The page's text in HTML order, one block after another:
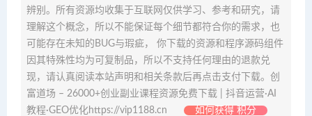
辨别。所有资源均收集于互联网仅供学习、参考和研究，请
理解这个概念，所以不能保证每个细节都符合你的需求，也
可能存在未知的BUG与瑕疵， 你下载的资源和程序源码组件
因其特殊性均为可复制品，所以不支持任何理由的退款兑
现，请认真阅读本站声明和相关条款后再点击支付下载。创
富道场 – 26000+创业副业课程资源免费下载 | 抖音运营·AI
教程·GEO优化https://vip1188.cn
如何获得 积分